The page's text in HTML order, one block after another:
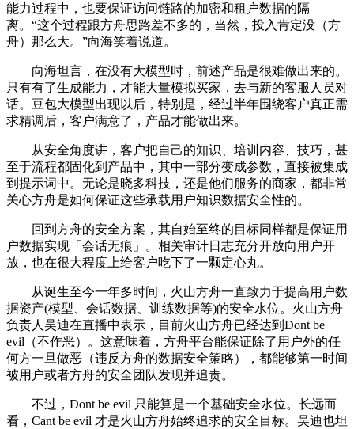
能力过程中，也要保证访问链路的加密和租户数据的隔
离。“这个过程跟方舟思路差不多的，当然，投入肯定没（方
舟）那么大。”向海笑着说道。
向海坦言，在没有大模型时，前述产品是很难做出来的。
只有有了生成能力，才能大量模拟买家，去与新的客服人员对
话。豆包大模型出现以后，特别是，经过半年围绕客户真正需
求精调后，客户满意了，产品才能做出来。
从安全角度讲，客户把自己的知识、培训内容、技巧，甚
至于流程都固化到产品中，其中一部分变成参数，直接被集成
到提示词中。无论是晓多科技，还是他们服务的商家，都非常
关心方舟是如何保证这些承载用户知识数据安全性的。
回到方舟的安全方案，其自始至终的目标同样都是保证用
户数据实现「会话无痕」。相关审计日志充分开放向用户开
放，也在很大程度上给客户吃下了一颗定心丸。
从诞生至今一年多时间，火山方舟一直致力于提高用户数
据资产(模型、会话数据、训练数据等)的安全水位。火山方舟
负责人吴迪在直播中表示，目前火山方舟已经达到Dont be
evil（不作恶）。这意味着，方舟平台能保证除了用户外的任
何方一旦做恶（违反方舟的数据安全策略），都能够第一时间
被用户或者方舟的安全团队发现并追责。
不过，Dont be evil 只能算是一个基础安全水位。长远而
看，Cant be evil 才是火山方舟始终追求的安全目标。吴迪也坦